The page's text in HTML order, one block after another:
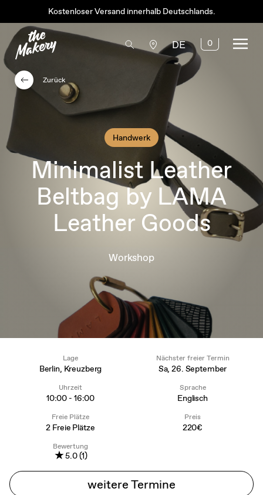
Kostenloser Versand innerhalb Deutschlands.
DE 0
Handwerk
Minimalist Leather
Beltbag by LAMA
Leather Goods
Workshop
Zurück
Lage
Berlin, Kreuzberg
Nächster freier Termin
Sa, 26. September
Uhrzeit
10:00 - 16:00
Sprache
Englisch
Freie Plätze
2 Freie Plätze
Preis
220€
Bewertung
★5.0 (1)
weitere Termine